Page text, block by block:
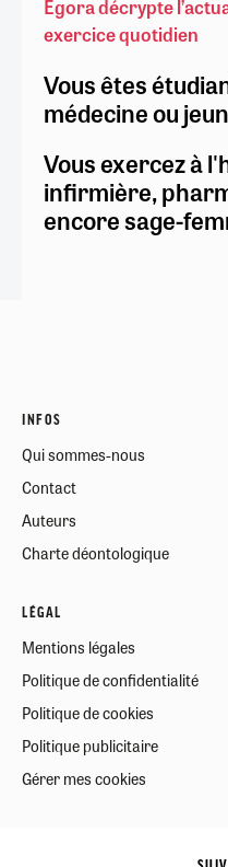
Egora décrypte
exercice quotidien
Vous êtes
médecine ou
Vous exercez à
infirmière,
encore sage-
INFOS
Qui sommes-nous
Contact
Auteurs
Charte déontologique
LÉGAL
Mentions légales
Politique de confidentialité
Politique de cookies
Politique publicitaire
Gérer mes cookies